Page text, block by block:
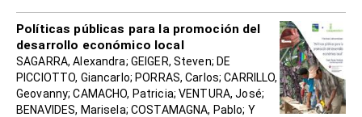
Políticas públicas para la promoción del
desarrollo económico local
SAGARRA, Alexandra; GEIGER, Steven; DE
PICCIOTTO, Giancarlo; PORRAS, Carlos; CARRILLO,
Geovanny; CAMACHO, Patricia; VENTURA, José;
BENAVIDES, Marisela; COSTAMAGNA, Pablo; Y